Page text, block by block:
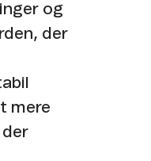
og
der
mere
der